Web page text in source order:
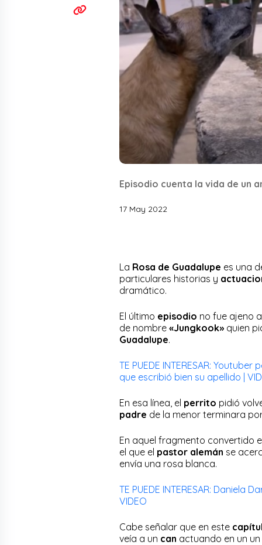
Episodio cuenta la vida de un
17 May 2022
La Rosa de Guadalupe es una
particulares historias y
dramático.
El último episodio no fue ajeno
de nombre «Jungkook» quien
Guadalupe.
TE PUEDE INTERESAR:
que escribió bien su apellido |
En esa línea, el perrito pidió
padre de la menor terminara
En aquel fragmento convertido
el que el pastor alemán se
envía una rosa blanca.
TE PUEDE INTERESAR: Daniela
VIDEO
Cabe señalar que en este
veía a un can actuando en un